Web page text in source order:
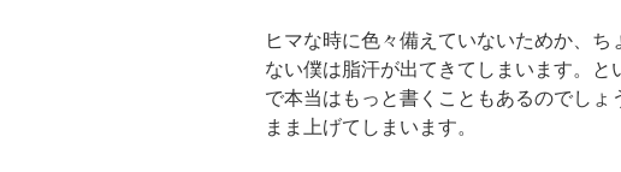
ヒマな時に色々備えていないためか、
ない僕は脂汗が出てきてしまいます。と
で本当はもっと書くこともあるのでし
まま上げてしまいます。